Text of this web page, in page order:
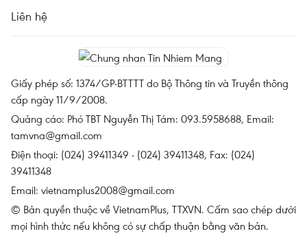
Liên hệ
Giấy phép số: 1374/GP-BTTTT do Bộ Thông tin và Truyền thông
cấp ngày 11/9/2008.
Quảng cáo: Phó TBT Nguyễn Thị Tám: 093.5958688, Email:
tamvna@gmail.com
Điện thoại: (024) 39411349 - (024) 39411348, Fax: (024)
39411348
Email: vietnamplus2008@gmail.com
© Bản quyền thuộc về VietnamPlus, TTXVN. Cấm sao chép dưới
mọi hình thức nếu không có sự chấp thuận bằng văn bản.